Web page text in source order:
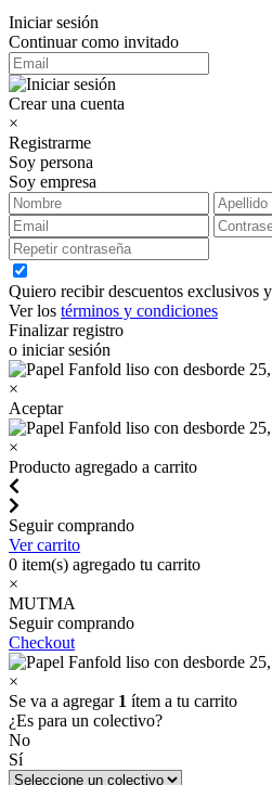
Iniciar sesión
Continuar como invitado
Crear una cuenta
×
Registrarme
Soy persona
Soy empresa
Quiero recibir descuentos exclusivos
Ver los términos y condiciones
Finalizar registro
o iniciar sesión
×
Aceptar
×
Producto agregado a carrito
Seguir comprando
Ver carrito
0 item(s) agregado tu carrito
×
MUTMA
Seguir comprando
Checkout
×
Se va a agregar 1 ítem a tu carrito
¿Es para un colectivo?
No
Sí